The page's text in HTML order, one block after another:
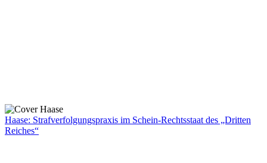
Haase: Strafverfolgungspraxis im Schein-Rechtsstaat des „Dritten
Reiches“